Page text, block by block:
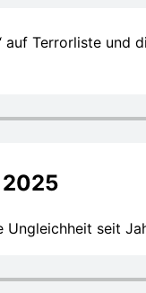
Terrorliste und
2025
Ungleichheit seit